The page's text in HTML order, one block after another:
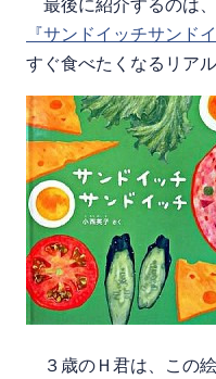
最後に紹介するのは
『サンドイッチサンド
すぐ食べたくなるリア
３歳のＨ君は、この